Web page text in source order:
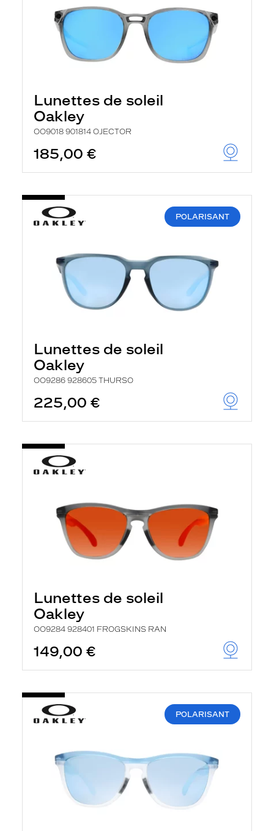
Lunettes de soleil
Oakley
OO9018 901814 OJECTOR
185,00 €
POLARISANT
Lunettes de soleil
Oakley
OO9286 928605 THURSO
225,00 €
Lunettes de soleil
Oakley
OO9284 928401 FROGSKINS RAN
149,00 €
POLARISANT